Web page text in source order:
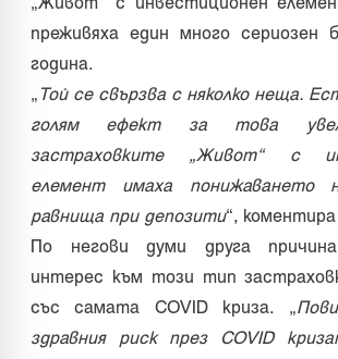
„Живот“ с инвестиционен
преживяха един много сериозен
година.
„ Той се свързва с няколко неща.
голям ефект за това
застраховките „Живот“ с
елемент имаха понижаването
равнища при депозити“,
По негови думи друга
интерес към този тип
със самата COVID криза. „
здравния риск през COVID